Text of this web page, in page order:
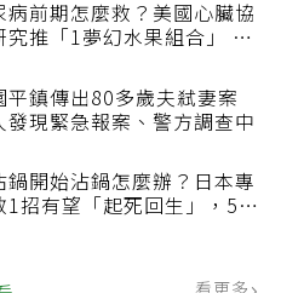
病前期怎麼救？美國心臟協
究推「1夢幻水果組合」 酪
平鎮傳出80多歲夫弒妻案
發現緊急報案、警方調查中
鍋開始沾鍋怎麼辦？日本專
1招有望「起死回生」，5情